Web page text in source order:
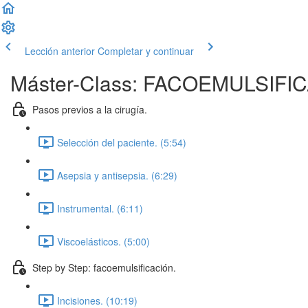
Lección anterior Completar y continuar
Máster-Class:
Pasos previos a la cirugía.
Selección del paciente. (5:54)
Asepsia y antisepsia. (6:29)
Instrumental. (6:11)
Viscoelásticos. (5:00)
Step by Step: facoemulsificación.
Incisiones. (10:19)